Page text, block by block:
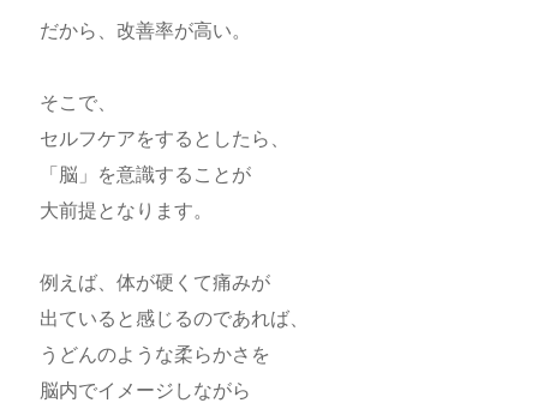
だから、改善率が高い。
そこで、
セルフケアをするとしたら、
「脳」を意識することが
大前提となります。
例えば、体が硬くて痛みが
出ていると感じるのであれば、
うどんのような柔らかさを
脳内でイメージしながら